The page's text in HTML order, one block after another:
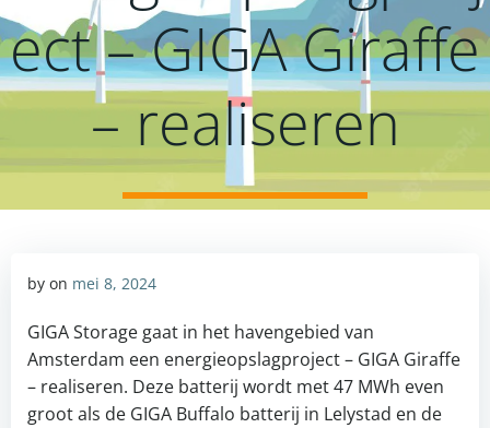
ect – GIGA Giraffe
– realiseren
by on mei 8, 2024
GIGA Storage gaat in het havengebied van
Amsterdam een energieopslagproject – GIGA Giraffe
– realiseren. Deze batterij wordt met 47 MWh even
groot als de GIGA Buffalo batterij in Lelystad en de